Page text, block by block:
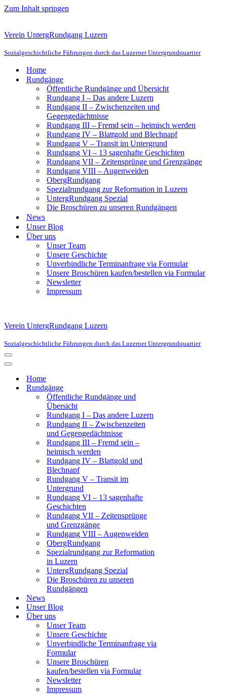
Zum Inhalt springen
Verein UntergRundgang Luzern
Sozialgeschichtliche Führungen durch das Luzerner Untergrundquartier
Home
Rundgänge
Öffentliche Rundgänge und Übersicht
Rundgang I – Das andere Luzern
Rundgang II – Zwischenzeiten und
Gegengedächtnisse
Rundgang III – Fremd sein – heimisch werden
Rundgang IV – Blattgold und Blechnapf
Rundgang V – Transit im Untergrund
Rundgang VI – 13 sagenhafte Geschichten
Rundgang VII – Zeitensprünge und Grenzgänge
Rundgang VIII – Augenweiden
ObergRundgang
Spezialrundgang zur Reformation in Luzern
UntergRundgang Spezial
Die Broschüren zu unseren Rundgängen
News
Unser Blog
Über uns
Unser Team
Unsere Geschichte
Unverbindliche Terminanfrage via Formular
Unsere Broschüren kaufen/bestellen via Formular
Newsletter
Impressum
Verein UntergRundgang Luzern
Sozialgeschichtliche Führungen durch das Luzerner Untergrundquartier
Navigationsmenü
Navigationsmenü
Home
Rundgänge
Öffentliche Rundgänge und
Übersicht
Rundgang I – Das andere Luzern
Rundgang II – Zwischenzeiten
und Gegengedächtnisse
Rundgang III – Fremd sein –
heimisch werden
Rundgang IV – Blattgold und
Blechnapf
Rundgang V – Transit im
Untergrund
Rundgang VI – 13 sagenhafte
Geschichten
Rundgang VII – Zeitensprünge
und Grenzgänge
Rundgang VIII – Augenweiden
ObergRundgang
Spezialrundgang zur Reformation
in Luzern
UntergRundgang Spezial
Die Broschüren zu unseren
Rundgängen
News
Unser Blog
Über uns
Unser Team
Unsere Geschichte
Unverbindliche Terminanfrage via
Formular
Unsere Broschüren
kaufen/bestellen via Formular
Newsletter
Impressum